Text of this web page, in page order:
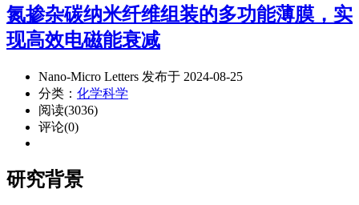
氮掺杂碳纳米纤维组装的多功能薄膜，实
现高效电磁能衰减
Nano-Micro Letters 发布于 2024-08-25
分类： 化学科学
阅读(3036)
评论(0)
研究背景